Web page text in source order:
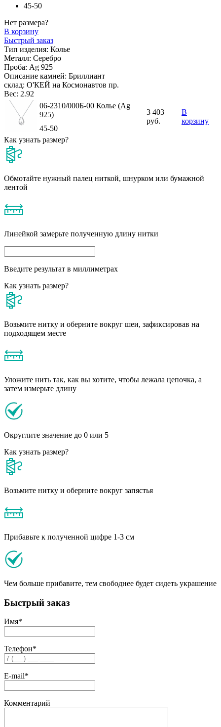
45-50
Нет размера?
В корзину
Быстрый заказ
Тип изделия: Колье
Металл: Серебро
Проба: Ag 925
Описание камней: Бриллиант
склад: О'КЕЙ на Космонавтов пр.
Вес: 2.92
06-2310/000Б-00 Колье (Ag
925)
3 403
руб.
В
корзину
45-50
Как узнать размер?
Обмотайте нужный палец ниткой, шнурком или бумажной
лентой
Линейкой замерьте полученную длину нитки
Введите результат в миллиметрах
Как узнать размер?
Возьмите нитку и оберните вокруг шеи, зафиксировав на
подходящем месте
Уложите нить так, как вы хотите, чтобы лежала цепочка, а
затем измерьте длину
Округлите значение до 0 или 5
Как узнать размер?
Возьмите нитку и оберните вокруг запястья
Прибавьте к полученной цифре 1-3 см
Чем больше прибавите, тем свободнее будет сидеть украшение
Быстрый заказ
Имя*
Телефон*
E-mail*
Комментарий